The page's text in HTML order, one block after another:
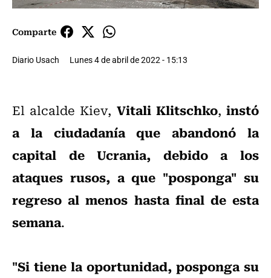
Comparte
Diario Usach Lunes 4 de abril de 2022 - 15:13
El alcalde Kiev, Vitali Klitschko,instó
a la ciudadanía que abandonó la
capital de Ucrania, debido a los
ataques rusos, a que "posponga" su
regreso al menos hasta final de esta
semana.
"Si tiene la oportunidad, posponga su